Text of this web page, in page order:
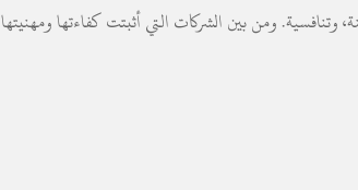
ومن بين الشركات التي أثبتت كفاءتها ومهنيتها